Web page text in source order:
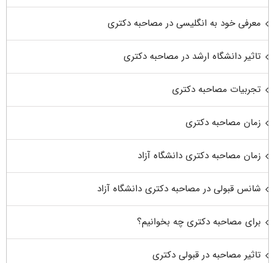
معرفی خود به انگلیسی در مصاحبه دکتری
تاثیر دانشگاه ارشد در مصاحبه دکتری
تجربیات مصاحبه دکتری
زمان مصاحبه دکتری
زمان مصاحبه دکتری دانشگاه آزاد
شانس قبولی در مصاحبه دکتری دانشگاه آزاد
برای مصاحبه دکتری چه بخوانیم؟
تاثیر مصاحبه در قبولی دکتری